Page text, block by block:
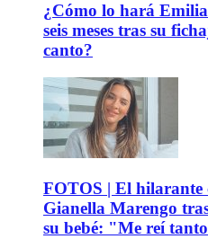
¿Cómo lo hará
seis meses tras su
canto?
FOTOS | El hilarante
Gianella Marengo
su bebé: "Me reí